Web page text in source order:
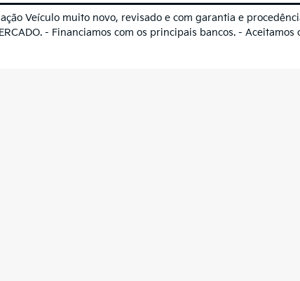
Veículo muito novo, revisado e com garantia e
- Financiamos com os principais bancos. - Aceitamos